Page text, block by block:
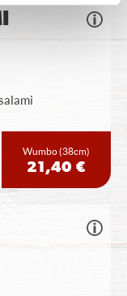
Wumbo(38cm)
21,40 €